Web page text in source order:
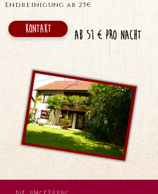
Endreinigung ab 25€
Kontakt ab 51 € pro Nacht